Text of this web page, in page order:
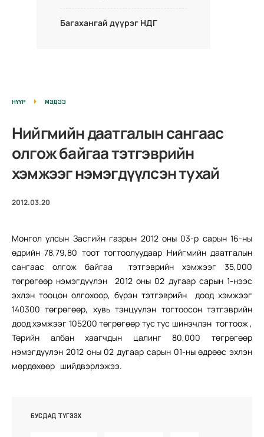
Багахангай дүүрэг НДГ
НҮҮР МЭДЭЭ
Нийгмийн даатгалын сангаас
олгож байгаа тэтгэврийн
хэмжээг нэмэгдүүлсэн тухай
2012.03.20
Монгол улсын Засгийн газрын 2012 оны 03-р сарын 16-ны
өдрийн 78,79,80 тоот тогтоолуудаар Нийгмийн даатгалын
сангаас олгож байгаа тэтгэврийн хэмжээг 35,000
төгрөгөөр нэмэгдүүлэн 2012 оны 02 дугаар сарын 1-нээс
эхлэн тооцон олгохоор, бүрэн тэтгэврийн доод хэмжээг
140300 төгрөгөөр, хувь тэнцүүлэн тогтоосон тэтгэврийн
доод хэмжээг 105200 төгрөгөөр тус тус шинэчлэн тогтоож ,
Төрийн албан хаагчдын цалинг 80,000 төгрөгөөр
нэмэгдүүлэн 2012 оны 02 дугаар сарын 01-ны өдрөөс эхлэн
мөрдөхөөр шийдвэрлэжээ.
БУСДАД ТҮГЭЭХ